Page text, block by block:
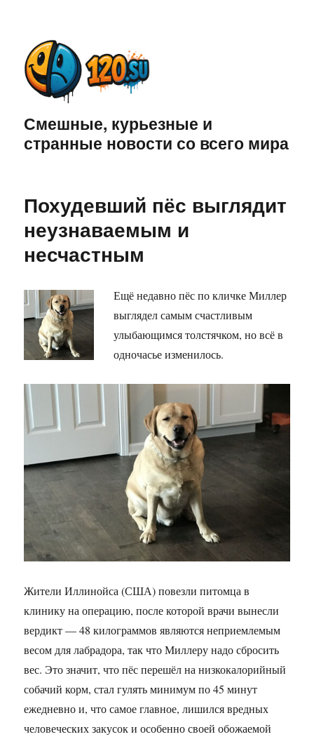
Смешные, курьезные и
странные новости со всего мира
Похудевший пёс выглядит
неузнаваемым и
несчастным
Ещё недавно пёс по кличке Миллер
выглядел самым счастливым
улыбающимся толстячком, но всё в
одночасье изменилось.
Жители Иллинойса (США) повезли питомца в
клинику на операцию, после которой врачи вынесли
вердикт — 48 килограммов являются неприемлемым
весом для лабрадора, так что Миллеру надо сбросить
вес. Это значит, что пёс перешёл на низкокалорийный
собачий корм, стал гулять минимум по 45 минут
ежедневно и, что самое главное, лишился вредных
человеческих закусок и особенно своей обожаемой